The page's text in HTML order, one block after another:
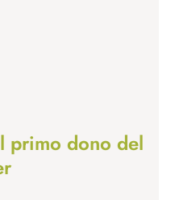
primo dono del